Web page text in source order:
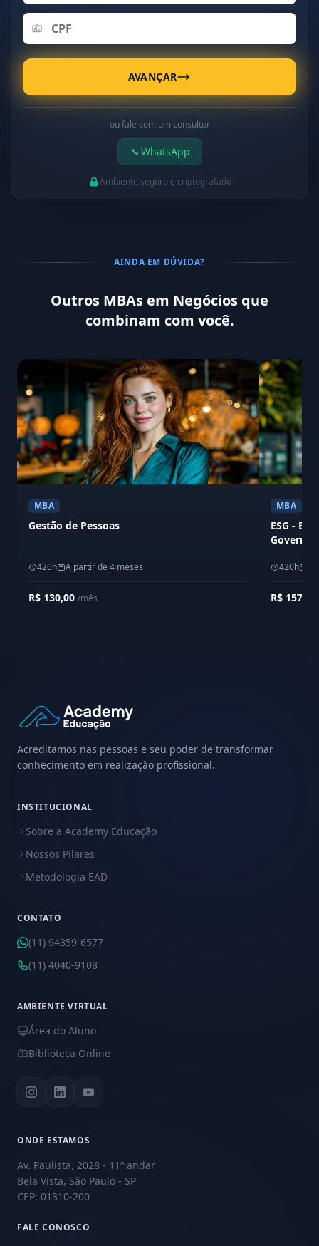
AVANÇAR
ou fale com um consultor
WhatsApp
Ambiente seguro e criptografado
AINDA EM DÚVIDA?
Outros MBAs em Negócios que
combinam com você.
MBA
Gestão de Pessoas
420h A partir de 4 meses
R$ 130,00 /mês
MBA
ESG -
420h
R$ 157,60
Acreditamos nas pessoas e seu poder de transformar
conhecimento em realização profissional.
INSTITUCIONAL
Sobre a Academy Educação
Nossos Pilares
Metodologia EAD
CONTATO
(11) 94359-6577
(11) 4040-9108
AMBIENTE VIRTUAL
Área do Aluno
Biblioteca Online
ONDE ESTAMOS
Av. Paulista, 2028 - 11º andar
Bela Vista, São Paulo - SP
CEP: 01310-200
FALE CONOSCO